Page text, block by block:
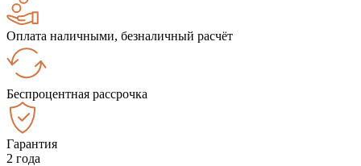
Оплата наличными, безналичный расчёт
Беспроцентная рассрочка
Гарантия
2 года